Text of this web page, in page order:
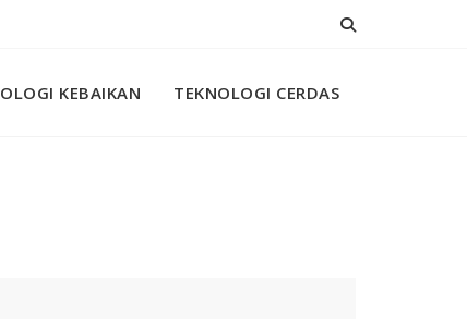
KEBAIKAN TEKNOLOGI CERDAS